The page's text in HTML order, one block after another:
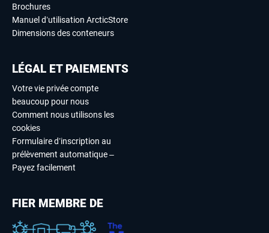
Brochures
Manuel d’utilisation ArcticStore
Dimensions des conteneurs
LÉGAL ET PAIEMENTS
Votre vie privée compte
beaucoup pour nous
Comment nous utilisons les
cookies
Formulaire d’inscription au
prélèvement automatique –
Payez facilement
FIER MEMBRE DE